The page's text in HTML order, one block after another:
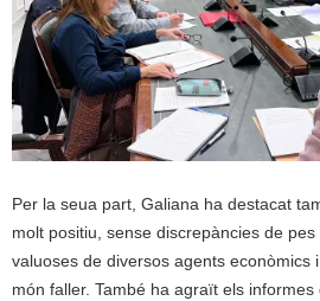
Per la seua part, Galiana ha destacat
molt positiu, sense discrepàncies de
valuoses de diversos agents econòmics
món faller. També ha agraït els